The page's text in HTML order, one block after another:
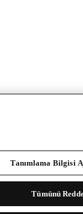
Tanımlama Bilgisi
Tümünü